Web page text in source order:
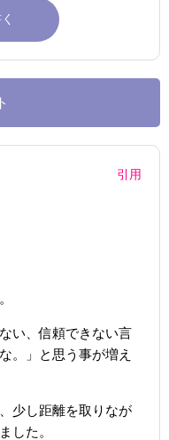
引用
い、信頼できない言
。」と思う事が増え
少し距離を取りなが
した。